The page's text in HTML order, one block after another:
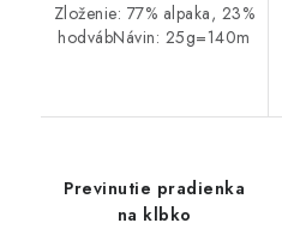
Zloženie: 77% alpaka, 23%
hodvábNávin: 25g=140m
Previnutie pradienka
na klbko